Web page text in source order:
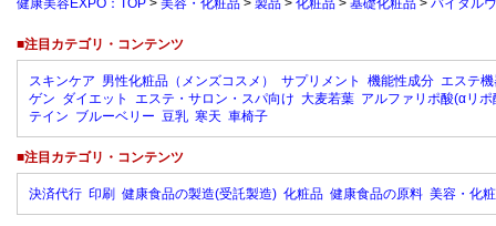
健康美容EXPO：TOP > 美容・化粧品 > 製品 > 化粧品 > 基礎化粧品 > バイタル
■注目カテゴリ・コンテンツ
スキンケア 男性化粧品（メンズコスメ） サプリメント 機能性成分 エステ
ゲン ダイエット エステ・サロン・スパ向け 大麦若葉 アルファリポ酸(αリポ
テイン ブルーベリー 豆乳 寒天 車椅子
■注目カテゴリ・コンテンツ
決済代行 印刷 健康食品の製造(受託製造) 化粧品 健康食品の原料 美容・化